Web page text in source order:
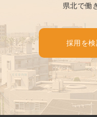
県北で働
採用を